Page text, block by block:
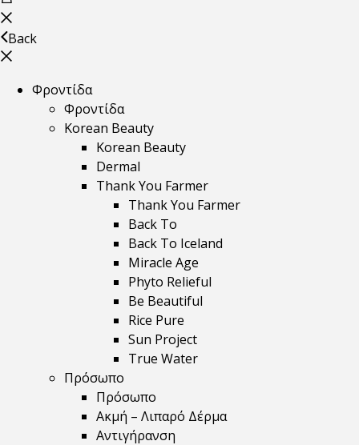
Back
Φροντίδα
Φροντίδα
Korean Beauty
Korean Beauty
Dermal
Thank You Farmer
Thank You Farmer
Back To
Back To Iceland
Miracle Age
Phyto Relieful
Be Beautiful
Rice Pure
Sun Project
True Water
Πρόσωπο
Πρόσωπο
Ακμή – Λιπαρό Δέρμα
Αντιγήρανση